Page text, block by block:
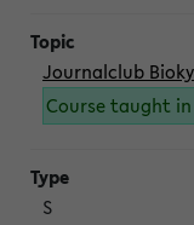
Journalclub
Course taught in
S